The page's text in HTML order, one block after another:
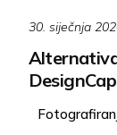
30. siječnja